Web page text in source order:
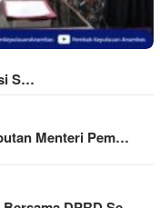
S…
Menteri Pem…